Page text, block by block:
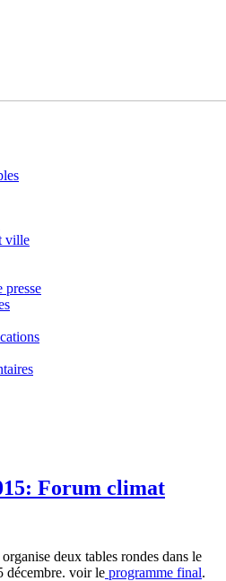
ville
presse
Forum climat
deux tables rondes dans le
décembre. voir le programme final.